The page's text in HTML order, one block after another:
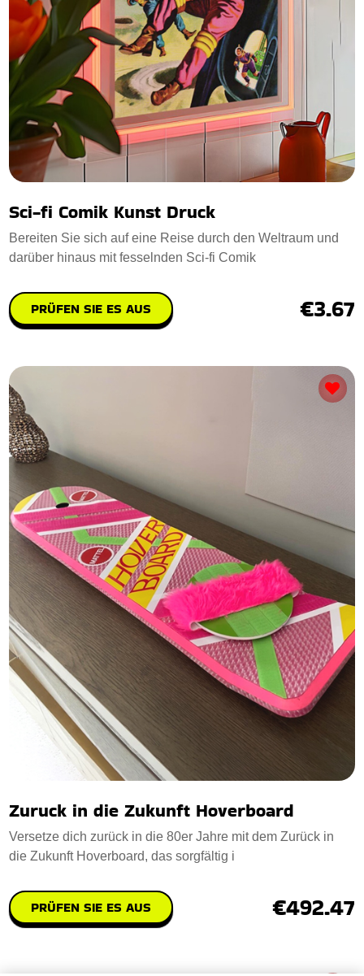
Sci-fi Comik Kunst Druck
Bereiten Sie sich auf eine Reise durch den Weltraum und
darüber hinaus mit fesselnden Sci-fi Comik
PRÜFEN SIE ES AUS €3.67
Zuruck in die Zukunft Hoverboard
Versetze dich zurück in die 80er Jahre mit dem Zurück in
die Zukunft Hoverboard, das sorgfältig i
PRÜFEN SIE ES AUS €492.47